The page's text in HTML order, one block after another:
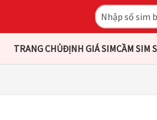
TRANG CHỦĐỊNH GIÁ SIMCẦM SIM